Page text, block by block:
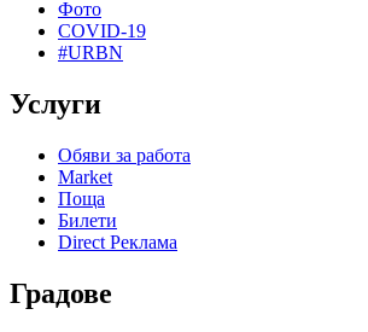
Фото
COVID-19
#URBN
Услуги
Обяви за работа
Market
Поща
Билети
Direct Реклама
Градове